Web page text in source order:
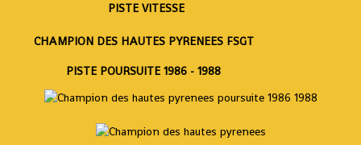
PISTE VITESSE
CHAMPION DES HAUTES PYRENEES FSGT
PISTE POURSUITE 1986 - 1988